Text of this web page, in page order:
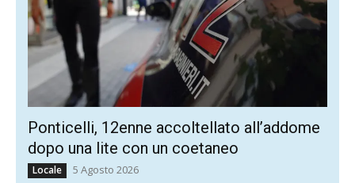
Ponticelli, 12enne accoltellato all’addome
dopo una lite con un coetaneo
Locale 5 Agosto 2026